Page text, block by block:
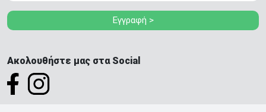
Εγγραφή >
Ακολουθήστε μας στα Social